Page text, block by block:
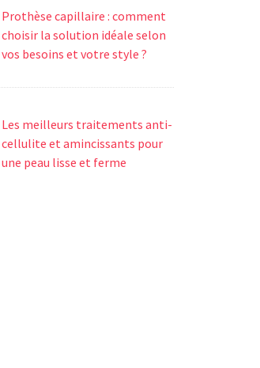
Prothèse capillaire : comment
choisir la solution idéale selon
vos besoins et votre style ?
Les meilleurs traitements anti-
cellulite et amincissants pour
une peau lisse et ferme